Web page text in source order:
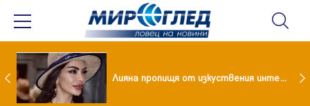
Популярен риалити герой заряза жена си заради друга Лияна пропищя от изкуствения интелект